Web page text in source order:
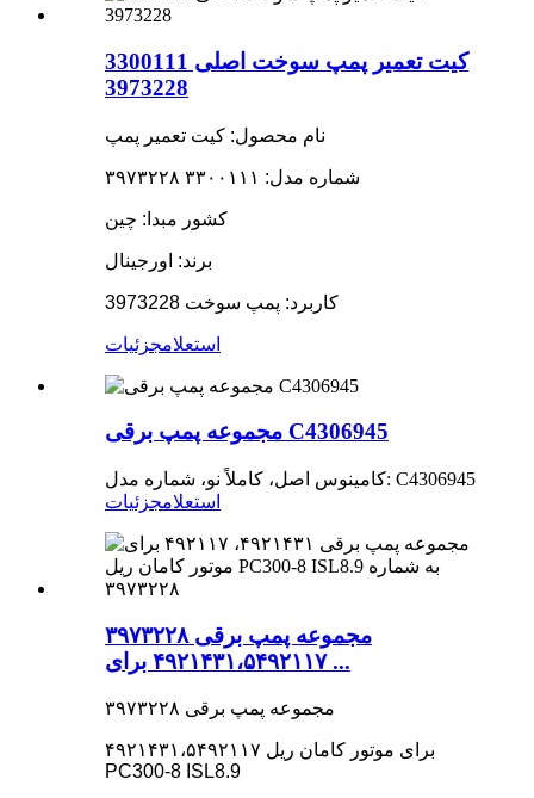
کیت تعمیر پمپ سوخت اصلی 3300111
3973228
نام محصول: کیت تعمیر پمپ
شماره مدل: ۳۳۰۰۱۱۱ ۳۹۷۳۲۲۸
کشور مبدا: چین
برند: اورجینال
کاربرد: پمپ سوخت 3973228
استعلامجزئیات
مجموعه پمپ برقی C4306945
کامینوس اصل، کاملاً نو، شماره مدل: C4306945
استعلامجزئیات
۳۹۷۳۲۲۸ مجموعه پمپ برقی
۴۹۲۱۴۳۱،۵۴۹۲۱۱۷ برای ...
۳۹۷۳۲۲۸ مجموعه پمپ برقی
۴۹۲۱۴۳۱،۵۴۹۲۱۱۷ برای موتور کامان ریل
PC300-8 ISL8.9